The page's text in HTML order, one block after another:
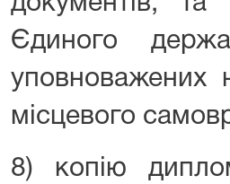
Єдиного
уповноважених
місцевого
8) копію